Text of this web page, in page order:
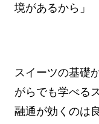
境があるから」
スイーツの基礎
がらでも学べる
融通が効くのは